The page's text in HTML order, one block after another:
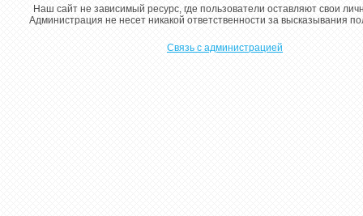
Наш сайт не зависимый ресурс, где пользователи оставляют свои
Администрация не несет никакой ответственности за высказывания
Связь с администрацией